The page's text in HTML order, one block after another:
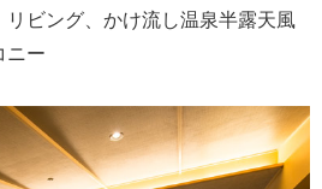
ビング、かけ流し温泉半露天風
ニー